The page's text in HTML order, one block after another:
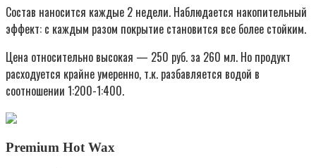
Состав наносится каждые 2 недели. Наблюдается накопительный
эффект: с каждым разом покрытие становится все более стойким.
Цена относительно высокая — 250 руб. за 260 мл. Но продукт
расходуется крайне умеренно, т.к. разбавляется водой в
соотношении 1:200-1:400.
Premium Hot Wax